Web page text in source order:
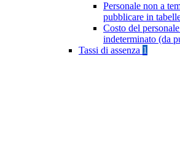
Personale non a
pubblicare in
Costo del
indeterminato (da
Tassi di assenza 1